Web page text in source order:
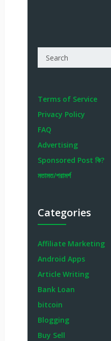
Terms of Service
Privacy Policy
FAQ
Advertising
Sponsored Post কি?
মতামত/পরামর্শ
Categories
Affiliate Marketing
Android Apps
Article Writing
Bank Loan
bitcoin
Blogging
Buy Sell